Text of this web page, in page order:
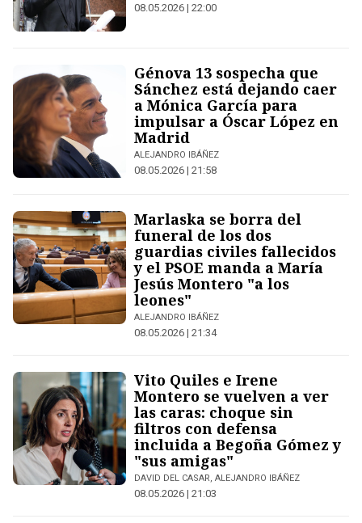
08.05.2026 | 22:00
Génova 13 sospecha que
Sánchez está dejando caer
a Mónica García para
impulsar a Óscar López en
Madrid
ALEJANDRO IBÁÑEZ
08.05.2026 | 21:58
Marlaska se borra del
funeral de los dos
guardias civiles fallecidos
y el PSOE manda a María
Jesús Montero "a los
leones"
ALEJANDRO IBÁÑEZ
08.05.2026 | 21:34
Vito Quiles e Irene
Montero se vuelven a ver
las caras: choque sin
filtros con defensa
incluida a Begoña Gómez y
"sus amigas"
DAVID DEL CASAR, ALEJANDRO IBÁÑEZ
08.05.2026 | 21:03